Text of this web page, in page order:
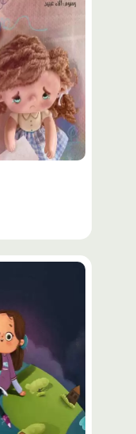
محتوى